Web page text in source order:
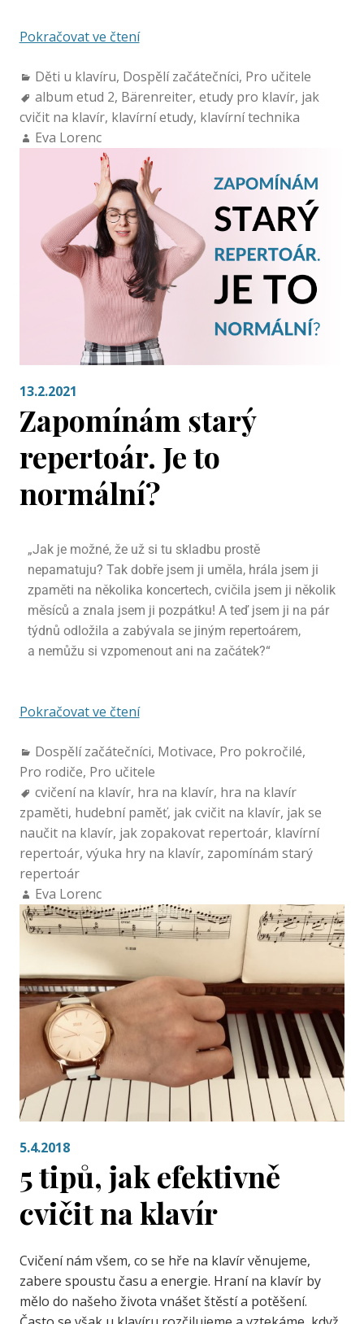
Pokračovat ve čtení
Děti u klavíru, Dospělí začátečníci, Pro učitele
album etud 2, Bärenreiter, etudy pro klavír, jak
cvičit na klavír, klavírní etudy, klavírní technika
Eva Lorenc
13.2.2021
Zapomínám starý
repertoár. Je to
normální?
„Jak je možné, že už si tu skladbu prostě
nepamatuju? Tak dobře jsem ji uměla, hrála jsem ji
zpaměti na několika koncertech, cvičila jsem ji několik
měsíců a znala jsem ji pozpátku! A teď jsem ji na pár
týdnů odložila a zabývala se jiným repertoárem,
a nemůžu si vzpomenout ani na začátek?“
Pokračovat ve čtení
Dospělí začátečníci, Motivace, Pro pokročilé,
Pro rodiče, Pro učitele
cvičení na klavír, hra na klavír, hra na klavír
zpaměti, hudební paměť, jak cvičit na klavír, jak se
naučit na klavír, jak zopakovat repertoár, klavírní
repertoár, výuka hry na klavír, zapomínám starý
repertoár
Eva Lorenc
5.4.2018
5 tipů, jak efektivně
cvičit na klavír
Cvičení nám všem, co se hře na klavír věnujeme,
zabere spoustu času a energie. Hraní na klavír by
mělo do našeho života vnášet štěstí a potěšení.